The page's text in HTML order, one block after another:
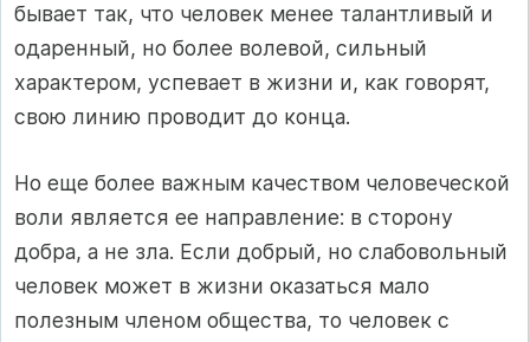
бывает так, что человек менее талантливый и
одаренный, но более волевой, сильный
характером, успевает в жизни и, как говорят,
свою линию проводит до конца.
Но еще более важным качеством человеческой
воли является ее направление: в сторону
добра, а не зла. Если добрый, но слабовольный
человек может в жизни оказаться мало
полезным членом общества, то человек с